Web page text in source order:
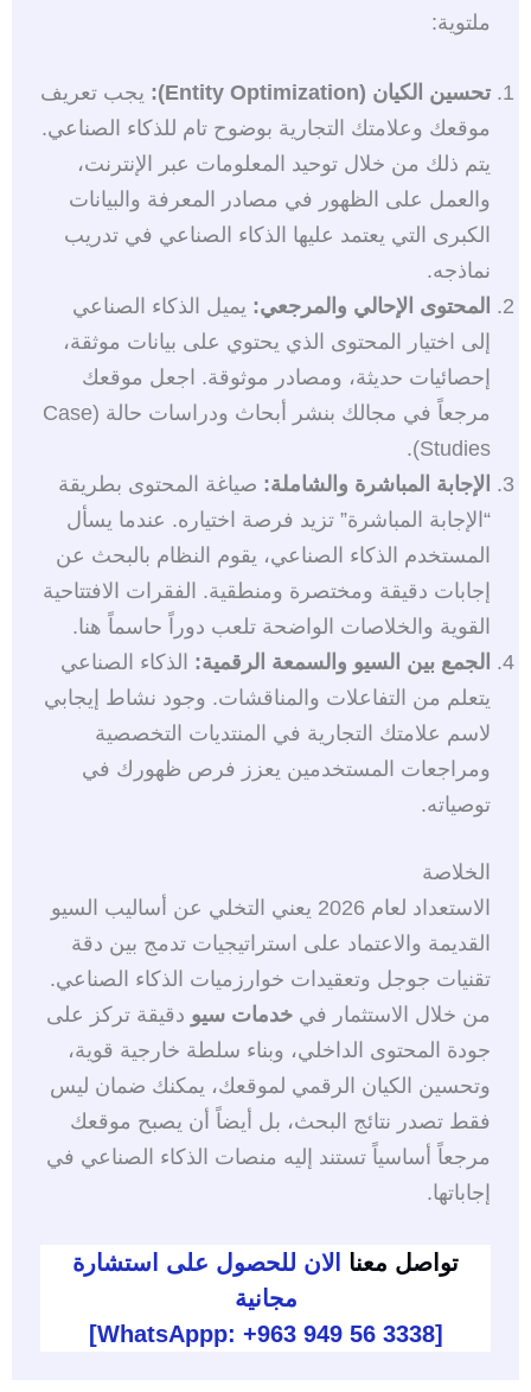
ملتوية:
تحسين الكيان (Entity Optimization):
يجب تعريف
موقعك وعلامتك التجارية بوضوح تام للذكاء الصناعي.
يتم ذلك من خلال توحيد المعلومات عبر الإنترنت،
والعمل على الظهور في مصادر المعرفة والبيانات
الكبرى التي يعتمد عليها الذكاء الصناعي في تدريب
نماذجه.
المحتوى الإحالي والمرجعي: يميل الذكاء الصناعي
إلى اختيار المحتوى الذي يحتوي على بيانات موثقة،
إحصائيات حديثة، ومصادر موثوقة. اجعل موقعك
مرجعاً في مجالك بنشر أبحاث ودراسات حالة (Case
Studies).
الإجابة المباشرة والشاملة: صياغة المحتوى بطريقة
“الإجابة المباشرة” تزيد فرصة اختياره. عندما يسأل
المستخدم الذكاء الصناعي، يقوم النظام بالبحث عن
إجابات دقيقة ومختصرة ومنطقية. الفقرات الافتتاحية
القوية والخلاصات الواضحة تلعب دوراً حاسماً هنا.
الجمع بين السيو والسمعة الرقمية: الذكاء الصناعي
يتعلم من التفاعلات والمناقشات. وجود نشاط إيجابي
لاسم علامتك التجارية في المنتديات التخصصية
ومراجعات المستخدمين يعزز فرص ظهورك في
توصياته.
الخلاصة
الاستعداد لعام 2026 يعني التخلي عن أساليب السيو
القديمة والاعتماد على استراتيجيات تدمج بين دقة
تقنيات جوجل وتعقيدات خوارزميات الذكاء الصناعي.
من خلال الاستثمار في خدمات سيو دقيقة تركز على
جودة المحتوى الداخلي، وبناء سلطة خارجية قوية،
وتحسين الكيان الرقمي لموقعك، يمكنك ضمان ليس
فقط تصدر نتائج البحث، بل أيضاً أن يصبح موقعك
مرجعاً أساسياً تستند إليه منصات الذكاء الصناعي في
إجاباتها.
تواصل معنا الان للحصول على استشارة
مجانية
[WhatsAppp: +963 949 56 3338]